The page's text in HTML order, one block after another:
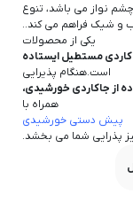
نواز می باشد، تنوع
و شیک فراهم می کند..
یکی از محصولات
مستطیل ایستاده
است.هنگام پذیرایی
از جاکاردی خورشیدی،
همراه با
پیش دستی خورشیدی
پذرایی شما می بخشد.